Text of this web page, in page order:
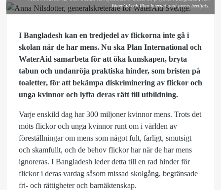
WaterAid och Plan International precis beviljats.
I Bangladesh kan en tredjedel av flickorna inte gå i
skolan när de har mens. Nu ska Plan International och
WaterAid samarbeta för att öka kunskapen, bryta
tabun och undanröja praktiska hinder, som bristen på
toaletter, för att bekämpa diskriminering av flickor och
unga kvinnor och lyfta deras rätt till utbildning.
Varje enskild dag har 300 miljoner kvinnor mens. Trots det
möts flickor och unga kvinnor runt om i världen av
föreställningar om mens som något fult, farligt, smutsigt
och skamfullt, och de behov flickor har när de har mens
ignoreras. I Bangladesh leder detta till en rad hinder för
flickor i deras vardag såsom missad skolgång, begränsade
fri- och rättigheter och barnäktenskap.